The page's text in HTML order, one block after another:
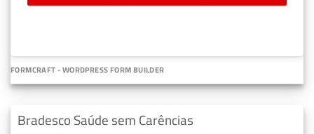
FORMCRAFT - WORDPRESS FORM BUILDER
Bradesco Saúde sem Carências